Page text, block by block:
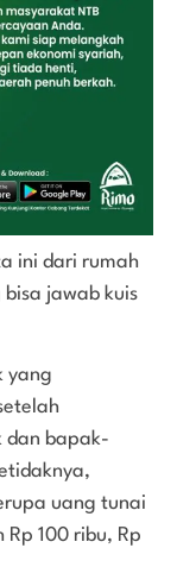
ini dari rumah
jawab kuis
yang
dan bapak-
uang tunai
100 ribu, Rp